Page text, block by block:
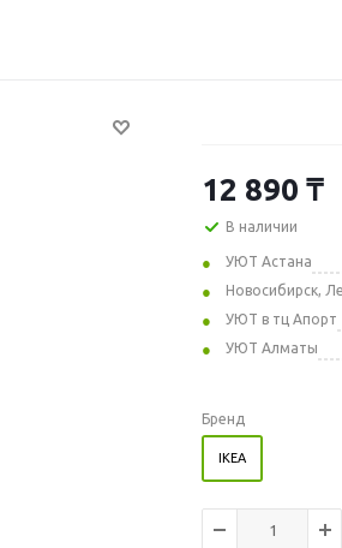
12 890 ₸
В наличии
УЮТ Астана
Новосибирск,
УЮТ в тц Апорт
УЮТ Алматы
Бренд
IKEA